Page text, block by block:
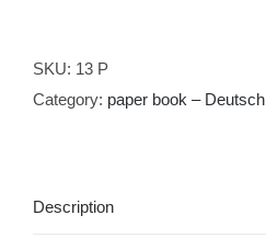
VRV
quantity
SKU: 13 P
Category: paper book – Deutsch
Description